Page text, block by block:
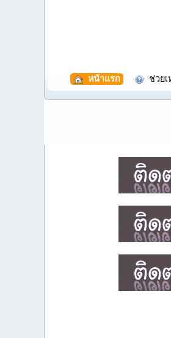
หน้าแรก ช่วยเ